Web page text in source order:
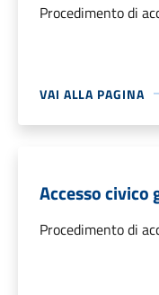
Procedimento di
VAI ALLA PAGINA
Accesso civico
Procedimento di